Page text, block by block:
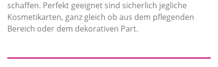
schaffen. Perfekt geeignet sind sicherlich jegliche
Kosmetikarten, ganz gleich ob aus dem pflegenden
Bereich oder dem dekorativen Part.